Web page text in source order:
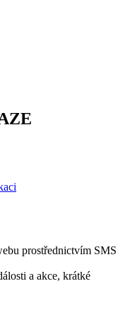
prostřednictvím SMS
a akce, krátké